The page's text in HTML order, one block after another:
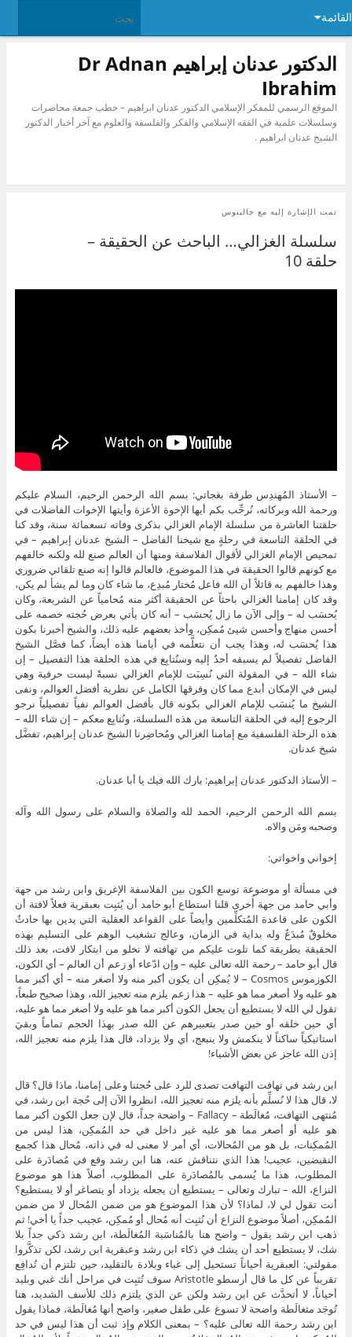
القائمة
الدكتور عدنان إبراهيم Dr Adnan
Ibrahim
الموقع الرسمي للمفكر الإسلامي الدكتور عدنان ابراهيم – خطب جمعة محاضرات
وسلسلات علمية في الفقه الإسلامي والفكر والفلسفة والعلوم مع آخر أخبار الدكتور
الشيخ عدنان ابراهيم .
تمت الإشارة إليه مع جالينوس
سلسلة الغزالي… الباحث عن الحقيقة –
حلقة 10
– الأستاذ المُهندِس طرفة بغجاتي: بسم الله الرحمن الرحيم، السلام عليكم
ورحمة الله وبركاته، نُرحِّب بكم أيها الإخوة الأعزة وأيتها الإخوات الفاضلات في
حلقتنا العاشرة من سلسلة الإمام الغزالي بذكرى وفاته تسعمائة سنة، وقد كنا
في الحلقة التاسعة في رحلةٍ مع شيخنا الفاضل – الشيخ عدنان إبراهيم – في
تمحيص الإمام الغزالي لأقوال الفلاسفة ومنها أن العالم صنع لله ولكنه خالفهم
مع كونهم قالوا الحقيقة في هذا الموضوع، فالعالم قالوا إنه صنع تلقائي ضروري
وهذا خالفهم به قائلاً أن الله فاعل مُختار مُبدِع، ما شاء كان وما لم يشأ لم يكن،
وقد كان إمامنا الغزالي باحثاً عن الحقيقة أكثر منه مُحامياً عن الشريعة، وكان
يُحسَب له – وإلى الآن ما زال يُحسَب – أنه كان يأتي بعرض حُجته خصمه على
أحسن منهاج وأحسن شيئ مُمكِن، وأخذ بعضهم عليه ذلك، والشيخ أخبرنا بكون
هذا يُحسَب له، وهذا يجب أن نتعلَّمه في أيامنا هذه أيضاً، كما فصَّل الشيخ
الفاضل تفصيلاً لم يسبقه أحدٌ إليه وسنُتابِع في هذه الحلقة هذا التفصيل – إن
شاء الله – في المقولة التي نُسِبَت للإمام الغزالي نسبةً ليست حرفية وهي
ليس في الإمكان أبدع مما كان وفرقها الكامل عن نظرية أفضل العوالم، ونفى
الشيخ ما يُنسَب للإمام الغزالي بكونه قال بأفضل العوالم نفياً تفصيلياً نرجو
الرجوع إليه في الحلقة التاسعة من هذه السلسلة، ونُتابِع معكم – إن شاء الله –
هذه الرحلة الفلسفية مع إمامنا الغزالي ومُحاضِرنا الشيخ عدنان إبراهيم، تفضَّل
شيخ عدنان.
– الأستاذ الدكتور عدنان إبراهيم: بارك الله فيك يا أبا عدنان.
بسم الله الرحمن الرحيم، الحمد لله والصلاة والسلام على رسول الله وآله
وصحبه ومَن والاه.
إخواني واخواتي:
في مسألة أو موضوعة توسع الكون بين الفلاسفة الإغريق وابن رشد من جهة
وأبي حامد من جهة أُخرى قلنا استطاع أبو حامد أن يُثبِت بعبقرية فعلاً لافتة أن
الكون على قاعدة المُتكلِّمين وأيضاً على القواعد العقلية التي يدين بها حادثٌ
مخلوقٌ مُبدَعٌ وله بداية في الزمان، وعالج تشغيب الوهم على التسليم بهذه
الحقيقة بطريقة كما تلوت عليكم من تهافته لا تخلو من ابتكار لافت، بعد ذلك
قال أبو حامد – رحمة الله تعالى عليه – وإن ادّعاء أو زعم أن العالم – أي الكون،
الكوزموس Cosmos – لا يُمكِن أن يكون أكبر منه ولا أصغر منه – أي أكبر مما
هو عليه ولا أصغر مما هو عليه – هذا زعم يلزم منه تعجيز الله، وهذا صحيح طبعاً،
تقول لي الله لا يستطيع أن يجعل الكون أكبر مما هو عليه ولا أصغر مما هو عليه،
أي حين خلقه أو حين صدر بتعبيرهم عن الله صدر بهذا الحجم تماماً وبقيَ
استاتيكياً ساكناً لا ينكمش ولا ينبعج، أي ولا يزداد، قال هذا يلزم منه تعجيز الله،
إذن الله عاجز عن بعض الأشياء!
ابن رشد في تهافت التهافت تصدى للرد على حُجتنا وعلى إمامنا، ماذا قال؟ قال لا، قال هذا لا نُسلِّم بأنه يلزم منه تعجيز الله، انظروا الآن إلى حُجة ابن رشد، في مُنتهى التهافت، مُغالَطة – Fallacy – واضحة جداً، قال لإن جعل الكون أكبر مما هو عليه أو أصغر مما هو عليه غير داخل في حد المُمكِن، هذا ليس من المُمكِنات، بل هو من المُحالات، أي أمر لا معنى له في ذاته، مُحال هذا كجمع النقيضين، عجيب! هذا الذي نتناقش عنه، هنا ابن رشد وقع في مُصادَرة على المطلوب، هذا ما يُسمى بالمُصادَرة على المطلوب، أصلاً هذا هو موضوع النزاع، الله – تبارك وتعالى – يستطيع أن يجعله يزداد أو يتصاغر أو لا يستطيع؟ أنت تقول لي لا، لماذا؟ لأن هذا الموضوع هو من ضمن المُحال لا من ضمن المُمكِن، أصلاً موضوع النزاع أن نُثبِت أنه مُحال أو مُمكِن، عجيب جداً يا أخي! ثم ذهب ابن رشد يقول – واضح هنا بالمُناسَبة المُغالَطة، ابن رشد ذكي جداً بلا شك، لا يستطيع أحد أن يشك في ذكاء ابن رشد وعبقرية ابن رشد، لكن تذكَّروا مقولتي: العبقرية أحياناً تستحيل إلى غباء وبلادة بالتقليد، حين تلتزم أن تُدافِع تقريباً عن كل ما قال أرسطو Aristotle سوف تُثبِت في مراحل أنك غبي وبليد أحياناً، لا أتحدَّث عن ابن رشد ولكن عن الذي يلتزم ذلك للأسف الشديد، هنا تُوجَد مثغالَطة واضحة لا تسوغ على طفل صغير، واضح أنها مُغالَطة، فماذا يقول ابن رشد رحمة الله تعالى عليه؟ – بمعنى الكلام وإذ ثبت أن هذا ليس في حد المُمكِن بل هو في حد المُحال فلا يُسمى العجز عن المُحال عجزاً، لأن المُحال هو ما لا يكون، المُحال لا معنى له، وهذا صحيح، هذه القاعدة صحيحة: المُحال لا معنى له، فأي شيئ إذا كان مُحالاً في ذاته لا يُقال الله عاجز عنه، انتبهوا إلى هذا، لماذا؟ لأنه لا معنى له، هو كلام تخليط، هذيانات نائم أو محموم، كما يُقال – مثلاً – هل يستطيع الله ألا يستطيع؟ هذا هذيان، هذا كلام فارغ، كيف يستطيع ألا يستطيع؟ المفروض أنه على كل شيئ قدير، هل يُمكِن أن تقول لي بما أنه على كل شيئ قدير هل يقدر على ألا يقدر؟ هذا كلام فارغ، أنت تتكلَّم كلاماً لا معنى له، كلام من ناحية نحوية يُمكِن أن نرصفه وأن نُعرِبه لكن من ناحية منطقية وعقلية لا معنى له، وهو بالمُناسَبة تبسيط وتكثيف للمثل السخيف في العصور الوسطى الأوروبية – انتقل إلينا وهو موجود حتى في تراثنا – هل يستطيع الله أن يخلق خنجراً – وبعضهم قال صخرة أو جبلاً – من العِظم والثقل والرزانة بحيث لا يستطيع أن يستقل بحمله؟ إذا قلت نعم يستطيع ذلك نسبت إليه العجز من حيثية القدرة على حمله، هو قادر على خلقه لكنه عاجز عن حمله، فصار قادراً وعاجزاً مع انفكاك الجهة، لكنه عاجز الآن، وإن قلت لا يستطيع نسبت إليه العجز من حيثية عدم القدرة على الخلق، خلق هذا الشيئ! لكن السؤال كله غلط، قبل أن تُجيب عنه السؤال لا معنى له وهو سؤال غبي، سؤال مُحال! لأنه يفترض في القادر كُلي القدرة – Omnipotent – أن يكون عاجزاً، هذا تناقض، أليس كذلك؟ أنا لا أستطيع ذلك، طبعاً أنا بشر، لست كُلي القدرة، وأنت لا تستطيع، لا تستطيع ماذا؟ لا تستطيع أن تخلق شيئاً بحيث يكون من العظمة ولا تستطيع أن تستقل به، لا تستطيع لأن ليس المفروض فيك أنك كُلي القدرة، أشياء كثيرة لا تستطيعها، لكن الله كُلي القدرة، فكل ما جاز في نفسه ولم يُحِله العقل تتسلَّط عليه القدرة، مُمكِن جداً، لكن كل ما أحاله العقل وليس له معنى في ذاته ومُتناقِض لا يُقال أن القدرة تعجز عنه، لأن القدرة تعجز عن ماذا؟ المفروض أن تعجز عن الشيئ الذي له معنى، أما مع شيئ لا معنى له السؤال كله يُصبِح لا معنى له، فلا نُجيبك، هذا كلام فارغ، مَن أجابك بنعم فقد أخطأ ومَن أجابك بلا فقد أخطأ لأن السؤال لا معنى له، كمَن هل يستطيع الله أن يجعل حاصل جمع واحد زائد واحد يُساوي مائة؟ هكذا من غير فلسفة السؤال، لا نقول واحد في باطنه خمسون وما إلى ذلك، وإنما واحد زائد واحد يُساوي مائة، هل هذا مُمكِن والحديث عن واحد زائد واحد؟ هذا كلام فارغ، لأن واحداً زائد واحد لا يُساوي إلا اثنين في هذا العالم وفي الجنة وفي النار وفي كل مكان، مُستحيل غير هذا، العقل يقضي بهذا، لكن أن يُقال واحد زائد واحد يُساوي مائة أو يُساوي ثلاثة أو يُساوي ألفاً هذا كلام مُحال، كلام فارغ، تخبيص، كلام لا معنى له، كلام مُرتَّب لُغوياً لكن لا معنى له منطقياً، فابن رشد استند إلى هذه القاعدة الصحيحة لكن انتبهوا، القاعدة سليمة، هذه المُقدِّمة في الاستدلال سليمة لكن المُقدِّمة الأولى التي تقول أن تكبير الكون أو تصغيره عما هو عليه من أقسام المُحال كلام فارغ، والعجيب أن أبا حامد قبل ابن رشد بنحو تسعين سنة – كما قلنا أبو حامد تُوفي في سنة خمسمائة وخمس وابن رشد تُوفي في سنة خمسمائة وخمس وتسعين – كتب بالحرف الواحد يقول إن هذا مُكابَرةٌ للعقل، فإن العقل في تقدير العالم أكبر أو أصغر مما هو عليه بذراع ليس كتقدير الجمع بين السواد والبياض والوجود والعدم، أن تكون هذه الصحيفة – أي الصفحة – سوداء بيضاء – هي الآن بيضاء ونُريد أن تكون سوداء بيضاء في نفس الوقت – مُستحيل، مُستحيل لأن جمع الضدين من المُحالات، نصفها أسود ونصفها أبيض شيئ ثانٍ، لكن أنا أُريد منها أو كلها تكون سوداء بيضاء في الوقت عنيه، مُستحيل! هذا مُستحيل ولا تتعلَّق به القدرة الإلهية، لأنها لا تتعلَّق بشيئ لا معنى له، هذا لا معنى له، هل فهمتم؟ هو في حد ذاته لا معنى له، لكن هل يستطيع الله أن يجعلها بيضاء ثم سوداء في واحد على مائة بليون بليون بليون بليون بليون بليون إلى انقطاع النفس من الثانية؟ يستطيع، وأقل من هذا يستطيع، لكن سوداء بيضاء في الوقت ذاته كلام لا معنى له حتى نقول الله يعجز عنه، لا معنى له، فلا تتعلَّق به القدرة أصلاً حتى يُقال أنها تعجز، التعجيز فرع ماذا؟ التعلق، لابد أن يكون هناك إمكان لتعلق القدرة، والقدرة لا تتعلَّق بالمُحال، هل هذا واضح؟ أو الوجود والعدم، الإثبات والنفي: هل يستطيع الله أن يجعل الأخ نعيماً حياً ميتاً في الوقت ذاته؟ كلام فارغ، لا تقل لي نعم يستطيع ولا تقل لي لا يستطيع، هذا غلط، قل لي هذا سؤال لا معنى له، كيف يكون حياً ميتاً؟ لا يُمكِن، إن كان حياً فهو ليس ميتاً وإن كان ميتاً فهو ليس حياً، هذا هو طبعاً، لا تقل هل يستطيع أن يجعله قاعداً واقفاً في الوقت ذاته؟ جمع النقيضين، انتبه إلى هذا، من مباديء العقل جمع النقيضين – أي اجتماع النقيضين – كارتفاع النقيضين مُحال، ما معنى مُحال؟ لا معنى له، فأبو حامد بكل بساطة قال هذا، وهذا لا يحتاج إلى ذكاء بالمُناسَبة، الذي زايله الذكاء ابن رشد غفر الله له، أبو حامد قال لا يا جماعة بالله عليكم، موضوع مد العالم وتوسيع العالم أو تصغير العالم ليس كموضوع حي ميت وأسود أبيض وقائم قاعد وملآن فارغ، الكوب يكون ملآناً فارغاً في نفس الوقت مُستحيل، هذا مُحال، ليس له معنى، إن كان ملآناً فهو ليس فارغاً وإن كان فارغاً فهو ليس ملآناً، جمع النقيضين! فأبو حامد قال هذا ليس من هذا، ابن رشد ما شاء الله عليه من عنده بضربة سحرية بهلوانية قال نعم، جعل العالم أكبر أو أصغر مما هو عليه من أقسام المُحال، لا يا بابا، والله ما صدقت لا علماً ولا فلسفةً، كلام فارغ، أين المُحال فيه؟ لماذا؟ لأنه بنى الاستحالة على مباديء – انتبهوا – قدَّمها الفلاسفة كلها مطعونة، لن نُطوِّل بذكرها فارجعوا إلى المسألة وسوف ترون هذا، ثم استتلى أبو حامد استتلى فقال – رحمة الله عليه – إنه إن كان العالم على ما هو عليه – الآن بالحجم هذا – لا يُمكِن أن يكون أكبر منه ولا أصغر منه صار وجوده مُمكِناً أو واجباً؟ صار وجوداً واجباً، ما المُراد بكلمة واجباً؟ ضرورياً، والواقع والحق أن وجود العالم ليس من أقسام الواجب بل من أقسام المُمكِن، أصبح هناك تناقض، لا تقل لي هو هكذا وسيظل هكذا وانتهى الأمر، أبو حامد قال هذا كلام فارغ، طبعاً أبو حامد – انتبهوا – لم يقل بأن الكون يتوسَّع لكي نكون صادقين، لكنه قال يُمكِن أن يتسع – لا تُوجَد مُشكِلة – ويُمكِن أن ينكمش، والله قادر على ذلك وهذا من أقسام المُمكِن، ورفض أن يُسلِّم بآراء الفلسفة التي تقول إن هذا العالم لا يُمكِن أن يكون أوسع ولو بذراع ولا أضيق أو أصغر بذراع، قال لا، لو كان الأمر كذلك كما زعموا لكان هذا العالم من أقسام الواجب، والحال أنه من أقسام المُمكِن الذي حدث بعد أن لم يكن، أي خرج بلُغة ابن رشد من الليس إلى الأيس، خرج من الليس إلى الأيس، من العدم إلى الوجود، هذا كلام دقيق، ابن رشد انظروا الآن ما شاء الله كيف رد عليه، وهنا فعلاً كع أو تهافت تهافتاً فظيعاً بمُغالَطة، تخيَّلوا ابن رشد ماذا يقول؟ ما عشت أراك الدهر عجباً، هذا عجب! قال والواجب في هذا عندي أقرب – أتى بجواب لابن سينا ثم قال أنا عندي جواب أحسن منه، ما هو الجواب؟ – وذلك أنه يجب في الأشياء الضرورية على هذا القول ألا يكون لها فاعل ولا صانع، مثال ذلك أن الآلة التي يُنشَر بها الخشب هي آلة مُقدَّرة في الكمية والكيفية والمادة، أي المِنشار، أليس كذلك؟ قال مادة من حديد، دائماً لا يكون المِنشار من خشب، لابد أن يكون من حديد، ولها حجم مُحدَّد وشكل مُحدَّد، إذن هذه على كلام أبي حامد تُصبِح من أقسام الضروري الواجب، وهذا يعني أنها ستُصبِح غير مصنوعة للإنسان ولا حتى لرب الإنسان، من أقسام الواجب، ما هذا الكلام الفارغ؟ هذا كلام أطفال، هذا كلام صبياني، هل تعرفون لماذا؟ كل صبي يعلم أن المِنشار يُمكِن أن يكون أكبر منه، ليس شرطاً يا حبيبي، والمناشير ليست يا ابن رشد كما تظن، عجيب! أنا حين قرأت هذا لم أكد أُصدِّق، أهذا ابن رشد؟ إلى هذه الدرجة تهافت وهوى؟ هو التقليد، انتبهوا! هذا التقليد، لابد أن أرد على أبي حامد، كيف ترد يا حبيبي؟ الرجل تكلَّم بأشياء صحيحة واضحة رجيحة، انتهى الأمر إذن وسلِّم، تراجع مثله، هو علَّمنا أن نخضع للحق، ينبغي أن نبخع للحق، قال لا، أُريد أن أُجادِله، كيف تُجادِله؟ أنت هنا فعلاً سفهت نفسك، سفهت عقلك حتى وليس الحق، قبل أن تسفه الحق سفهت وأزريت بعقلك، قال لك هذا مِنشار، المِنشار لكي يُؤدي وظيفته يحتاج إلى كمية مُحدَّدة وكيفية مُحدَّدة وشكل مُحدَّد، لا يكون أكبر ولا يكون أصغر، ولا يكون من أي مادة أُخرى، لابد أن يكون من حديد لكي يُؤدي وظيفته، إذن على كلام أبي حامد هذا سوف يكون ضرورياً، كما زعم أن كوننا الذي لا يكبر ولا يصغر ضروري وبالتالي غير مخلوق، قال لا، سوف يكون حتى المِنشار غير مخلوق، كيف يا ابن رشد بالله عليك وفتح الله عليك؟شيئ غريب جداً يا أخي، هل المناشير مُتحِدة فعلاً؟ لو العاش اليوم ورأى المِنشار الكهربائي – قلم يصعد وينزل – لقال اختلف الشكل، الشكل مُختلِف تماماً، هذا اختلاف الشكل يا حبيبي، أليس كذلك؟ ويُمكِن أن يُصنَع مِنشار كهربائي من خمسين مادة أُخرى غير الحديد، هذا عادي، يُمكِن اليوم أن يحدث هذا، اليوم العلم عنده قدرة أن يقص لك الخشب بالتُراب وبالماء، بالماء موجود وبالتُراب موجود، وهو مِنشار من أحسن المناشير، المادة ليست شرطاً والهيئة ليست شرطاً، وأما الحجم يا أبا الوليد، يا فيلسوف قرطبة – رحمة الله عليك رحمة واسعة – فالكل يعلم علماً تجريبياً مُلقىً على طرف الشارع أن المناشير منها الكبير ومنها الصغير ومنها المُتوسِّط، فهي مُختلِفة، لا أدري كيف قال هذا الرجل؟ شيئ غريب يا أخي، ماذا قال؟ قال أعني أنها لا يُمكِن أن تكون من غير حديد ولا يُمكِن أن تكون بغير شكل المِنشار – تعال لكي ترى الأصبع الذي ينشر اليوم وتيار الماء الذي ينشر أيضاً، ما هذا الكلام الفارغ؟ – ولا يُمكِن أن يكون المِنشار بأي قدرٍ اتفق – غير صحيح، هذا مُمكِن، يُوجَد مِنشار كبير ويُوجَد مِنشار صغير، ويُوجَد مِنشار يمسكه عشرة رجال ويذهبون ويجيئون به، طوله عشرة أمتار من أجل أن ينشروا به الخشب، هذا كله موجود يا ابن رشد، قال وليس أحد يقول أن المِنشار هو واجب الوجود، فانظر ما أخس هذه المُغالَطة! قال أبو حامد غالط ومُغالَطته خسيسة، أقول له لا والله، والله ما غالط إلا أنت، وأنت مُغالِط كبير هنا ولن أقول ما أخس مُغالَطتك! احتراماً لك، لكنها مُغالَطة واضحة يا أبا الوليد عفا الله عنا وعنك، فالعجب يا أخي من ابن رشد، تخيَّلو